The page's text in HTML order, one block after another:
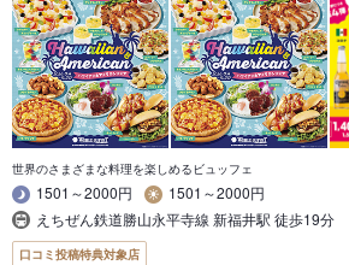
世界のさまざまな料理を楽しめるビュッフェ
1501～2000円
1501～2000円
えちぜん鉄道勝山永平寺線 新福井駅 徒歩19分
口コミ投稿特典対象店